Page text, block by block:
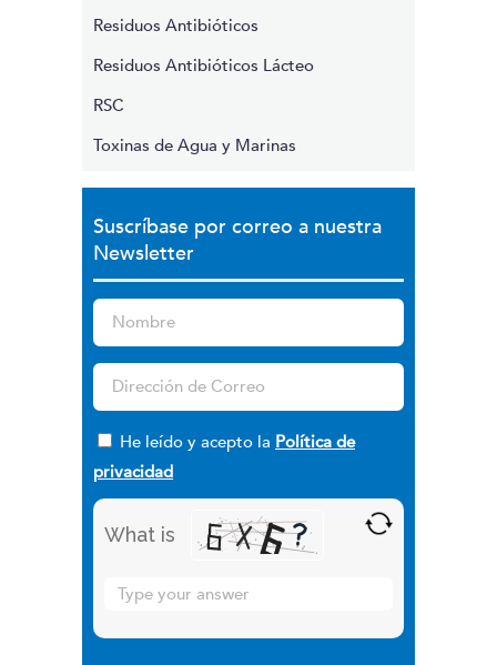
Residuos Antibióticos
Residuos Antibióticos Lácteo
RSC
Toxinas de Agua y Marinas
Suscríbase por correo a nuestra
Newsletter
He leído y acepto la Política de
privacidad
What is
Solve